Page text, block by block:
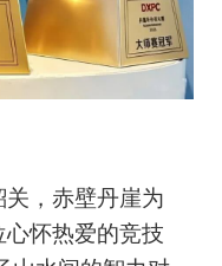
，赤壁丹崖为
怀热爱的竞技